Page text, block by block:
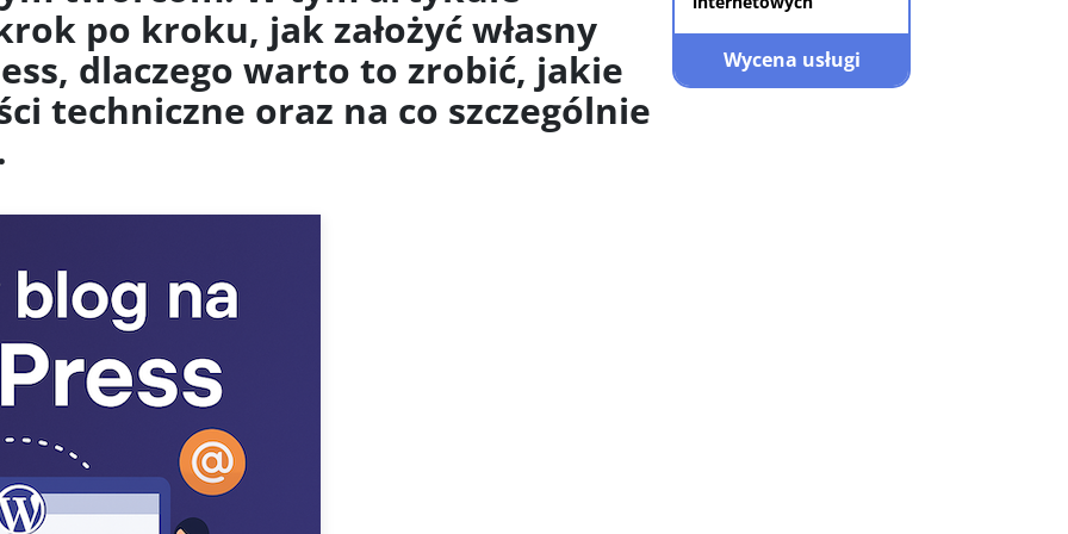
Wycena usługi
po kroku, jak założyć własny
dlaczego warto to zrobić, jakie
techniczne oraz na co szczególnie